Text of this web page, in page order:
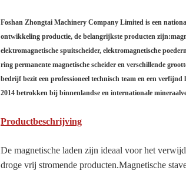
Foshan Zhongtai Machinery Company Limited is een
ontwikkeling productie, de belangrijkste producten
elektromagnetische spuitscheider, elektromagnetische
ring permanente magnetische scheider en verschillende
bedrijf bezit een professioneel technisch team en een
2014 betrokken bij binnenlandse en internationale
Productbeschrijving
De magnetische laden zijn ideaal voor het
droge vrij stromende producten.Magnetische